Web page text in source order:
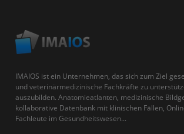
IMAIOS ist ein Unternehmen, das sich zum Ziel
und veterinärmedizinische Fachkräfte zu
auszubilden. Anatomieatlanten, medizinische
kollaborative Datenbank mit klinischen Fällen,
Fachleute im Gesundheitswesen...